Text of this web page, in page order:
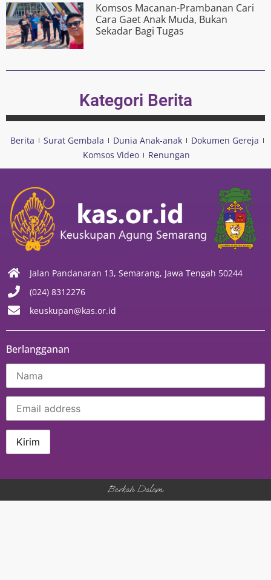
Komsos Macanan-Prambanan Cari
Cara Gaet Anak Muda, Bukan
Sekadar Bagi Tugas
Kategori Berita
Berita Surat Gembala Dunia Anak-anak
Dokumen Gereja
Komsos Video
Renungan
Jalan Pandanaran 13, Semarang, Jawa Tengah 50244
(024) 8312276
keuskupan@kas.or.id
Berlangganan
Berkah Dalem